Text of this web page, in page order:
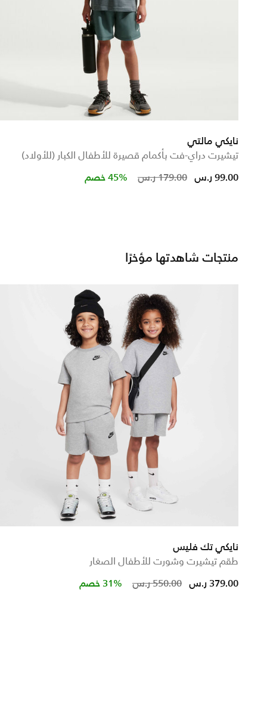
نايكي مالتي
تيشيرت دراي-فت بأكمام قصيرة للأطفال الكبار (للأولاد)
Price reduced from
179.00 ر.سto 99.00 ر.س 45% خصم
منتجات شاهدتها مؤخرًا
نايكي تك فليس
طقم تيشيرت وشورت للأطفال الصغار
Price reduced from550.00 ر.س to379.00 ر.س 31% خصم